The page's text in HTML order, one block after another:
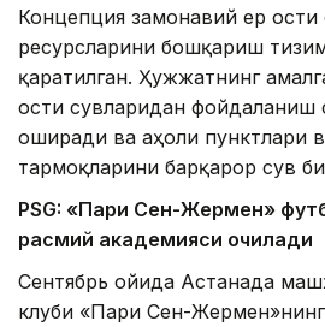
Концепция замонавий ер ости
ресурсларини бошқариш
қаратилган. Ҳужжатнинг
ости сувларидан фойдаланиш
оширади ва аҳоли пунктлари
тармоқларини барқарор сув
PSG: «Пари Сен-Жермен»
расмий академияси очилади
Сентябрь ойида Астанада
клуби «Пари Сен-